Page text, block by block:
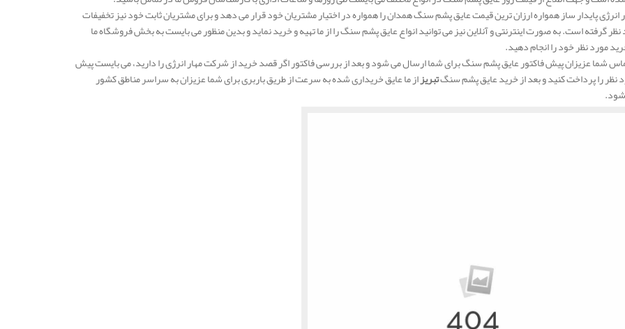
پایدار ساز همواره ارزان ترین قیمت عایق پشم سنگ همدان را همواره در اختیار مشتریان خود قرار می دهد و برای مشتریان ثابت خود نیز تخفیفات
نظر گرفته است. به صورت اینترنتی و آنلاین نیز می توانید انواع عایق پشم سنگ را از ما تهیه و خرید نماید و بدین منظور می بایست به بخش فروشگاه ما
مورد نظر خود را انجام دهید.
شما عزیزان پیش فاکتور عایق پشم سنگ برای شما ارسال می شود و بعد از بررسی فاکتور اگر قصد خرید از شرکت مهار انرژی را دارید، می بایست پیش
نظر را پرداخت کنید و بعد از خرید عایق پشم سنگتبریزاز ما عایق خریداری شده به سرعت از طریق باربری برای شما عزیزان به سراسر مناطق کشور